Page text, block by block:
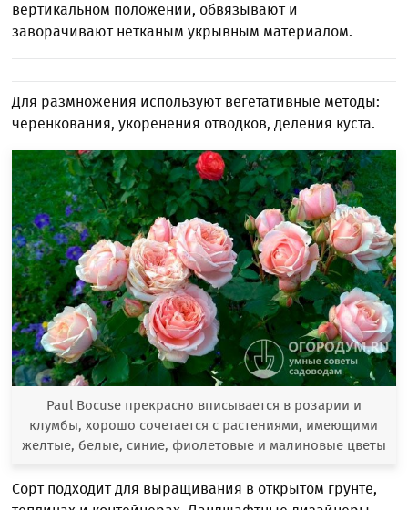
вертикальном положении, обвязывают и
заворачивают нетканым укрывным материалом.
Для размножения используют вегетативные методы:
черенкования, укоренения отводков, деления куста.
Paul Bocuse прекрасно вписывается в розарии и
клумбы, хорошо сочетается с растениями, имеющими
желтые, белые, синие, фиолетовые и малиновые цветы
Сорт подходит для выращивания в открытом грунте,